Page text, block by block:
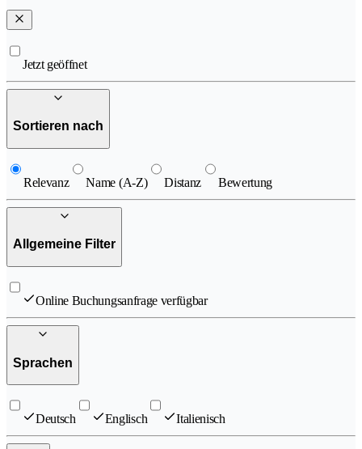
Jetzt geöffnet
Sortieren nach
Relevanz Name (A-Z) Distanz Bewertung
Allgemeine Filter
Online Buchungsanfrage verfügbar
Sprachen
Deutsch Englisch Italienisch